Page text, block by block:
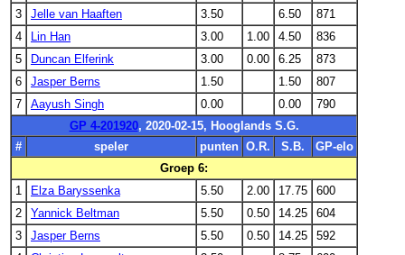
3
Jelle van Haaften 3.50 6.50
871
4
Lin Han 3.00 1.00 4.50
836
5
Duncan Elferink 3.00 0.00 6.25
873
6
Jasper Berns 1.50 1.50
807
7
Aayush Singh 0.00 0.00
790
GP 4-201920, 2020-02-15, Hooglands S.G.
#
speler punten O.R. S.B.
GP-elo
Groep 6:
1
Elza Baryssenka 5.50 2.00 17.75
600
2
Yannick Beltman 5.50 0.50 14.25
604
3
Jasper Berns 5.50 0.50 14.25
592